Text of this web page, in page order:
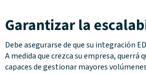
Garantizar la
Debe asegurarse de que su integración
A medida que crezca su empresa, querrá
capaces de gestionar mayores